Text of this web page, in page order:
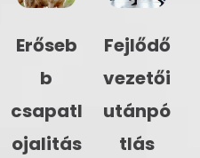
Erőseb
b
csapatl
ojalitás
Fejlődő
vezetői
utánpó
tlás